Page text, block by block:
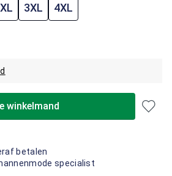
3XL 4XL
winkelmand
betalen
specialist